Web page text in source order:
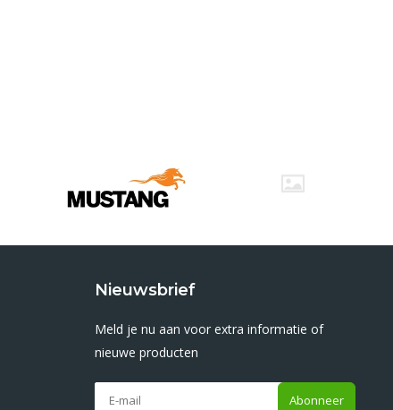
Nieuwsbrief
Meld je nu aan voor extra informatie of
nieuwe producten
Abonneer